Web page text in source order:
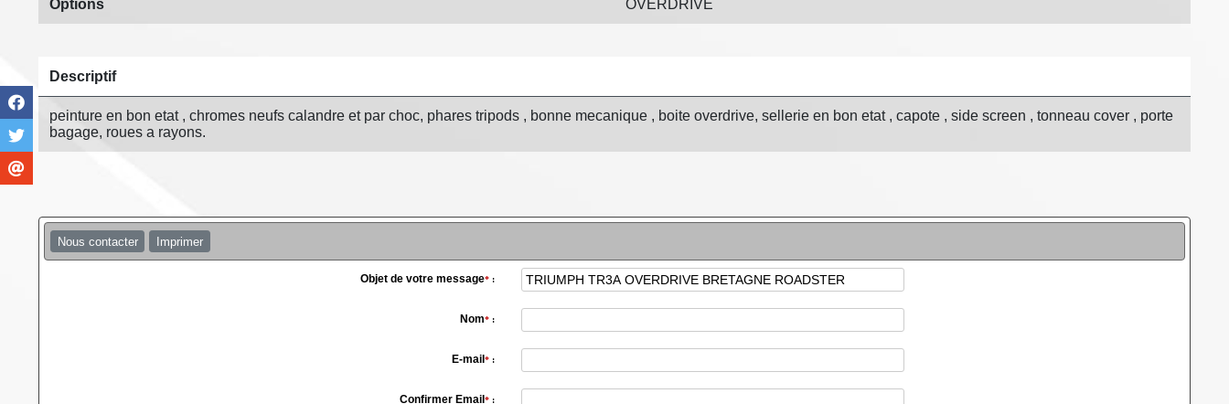
Options OVERDRIVE
Descriptif
peinture en bon etat , chromes neufs calandre et par choc, phares tripods , bonne mecanique , boite overdrive, sellerie en bon etat , capote , side screen , tonneau cover , porte
bagage, roues a rayons.
Nous contacter Imprimer
Objet de votre message*:
Nom*:
E-mail *:
Confirmer Email *: